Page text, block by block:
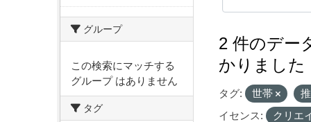
グループ
この検索にマッチする
グループ はありません
タグ
2 件のデー
かりました
タグ: 世帯
イセンス:
クリエ